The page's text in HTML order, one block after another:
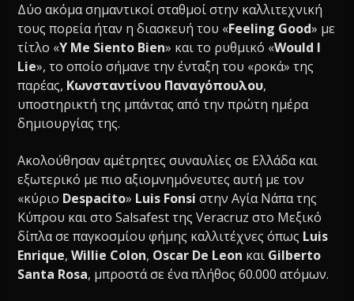
Δύο ακόμα σημαντικοί σταθμοί στην καλλιτεχνική
τους πορεία ήταν η διασκευή του «Feeling Good» με
τίτλο «Y Me Siento Bien» και τo ρυθμικό «Would I
Lie», το οποίο σήμανε την ένταξη του «ροκά» της
παρέας, Κωνσταντίνου Παναγόπουλου,
υποστηρικτή της μπάντας από την πρώτη ημέρα
δημιουργίας της.
Ακολούθησαν αμέτρητες συναυλίες σε Ελλάδα και
εξωτερικό με πιο αξιομνημόνευτες αυτή με τον
«κύριο Despacito» Luis Fonsi στην Αγία Νάπα της
Κύπρου και στο Salsafest της Veracruz στο Μεξικό
δίπλα σε παγκοσμίου φήμης καλλιτέχνες όπως Luis
Enrique,Willie Colon, Oscar De Leon και Gilberto
Santa Rosa, μπροστά σε ένα πλήθος 60.000 ατόμων.